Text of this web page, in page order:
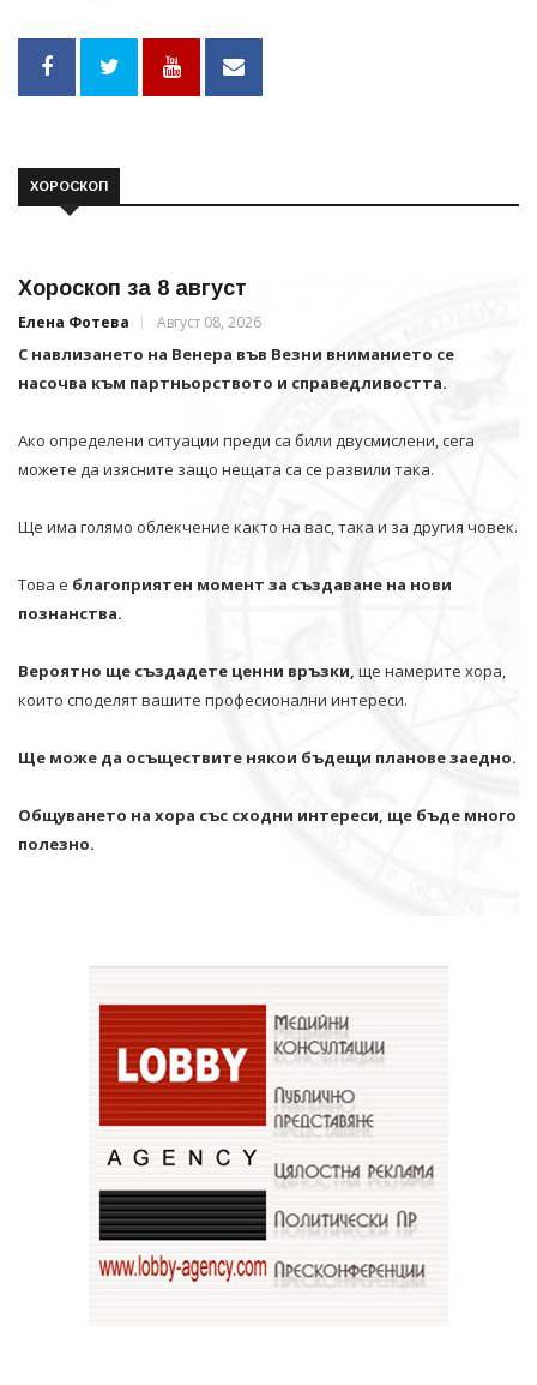
ХОРОСКОП
Хороскоп за 8 август
Елена Фотева Август 08, 2026
С навлизането на Венера във Везни вниманието се
насочва към партньорството и справедливостта.
Ако определени ситуации преди са били двусмислени, сега
можете да изясните защо нещата са се развили така.
Ще има голямо облекчение както на вас, така и за другия човек.
Това е благоприятен момент за създаване на нови
познанства.
Вероятно ще създадете ценни връзки, ще намерите хора,
които споделят вашите професионални интереси.
Ще може да осъществите някои бъдещи планове заедно.
Общуването на хора със сходни интереси, ще бъде много
полезно.